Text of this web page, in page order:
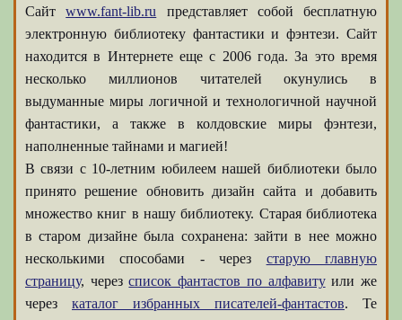
Сайтwww.fant-lib.ru представляет собой бесплатную
электронную библиотеку фантастики и фэнтези. Сайт
находится в Интернете еще с 2006 года. За это время
несколько миллионов читателей окунулись в
выдуманные миры логичной и технологичной научной
фантастики, а также в колдовские миры фэнтези,
наполненные тайнами и магией!
В связи с 10-летним юбилеем нашей библиотеки было
принято решение обновить дизайн сайта и добавить
множество книг в нашу библиотеку. Старая библиотека
в старом дизайне была сохранена: зайти в нее можно
несколькими способами - через старую главную
страницу, черезсписок фантастов по алфавитуили же
через каталог избранных писателей-фантастов. Те